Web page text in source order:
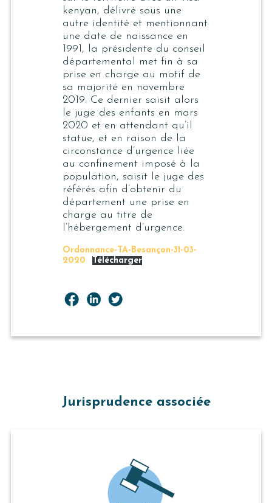
kenyan, délivré sous une
autre identité et mentionnant
une date de naissance en
1991, la présidente du conseil
départemental met fin à sa
prise en charge au motif de
sa majorité en novembre
2019. Ce dernier saisit alors
le juge des enfants en mars
2020 et en attendant qu’il
statue, et en raison de la
circonstance d’urgence liée
au confinement imposé à la
population, saisit le juge des
référés afin d’obtenir du
département une prise en
charge au titre de
l’hébergement d’urgence.
Ordonnance-TA-Besançon-31-03-
2020
Télécharger
Jurisprudence associée